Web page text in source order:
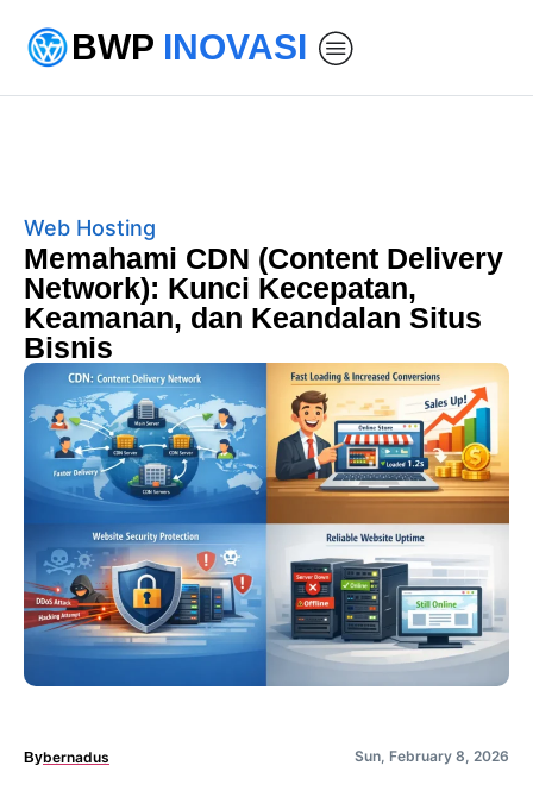
BWP INOVASI
Web Hosting
Memahami CDN (Content Delivery
Network): Kunci Kecepatan,
Keamanan, dan Keandalan Situs
Bisnis
Bybernadus Sun, February 8, 2026